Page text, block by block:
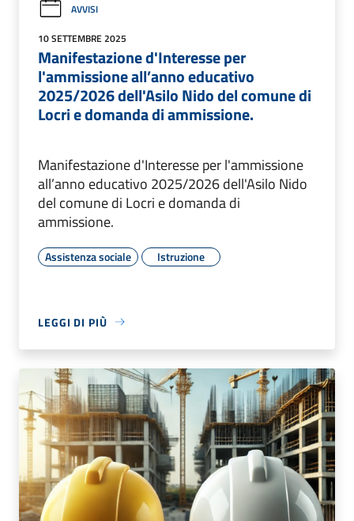
AVVISI
10 SETTEMBRE 2025
Manifestazione d'Interesse per
l'ammissione all’anno educativo
2025/2026 dell'Asilo Nido del comune di
Locri e domanda di ammissione.
Manifestazione d'Interesse per l'ammissione
all’anno educativo 2025/2026 dell'Asilo Nido
del comune di Locri e domanda di
ammissione.
Assistenza sociale Istruzione
LEGGI DI PIÙ